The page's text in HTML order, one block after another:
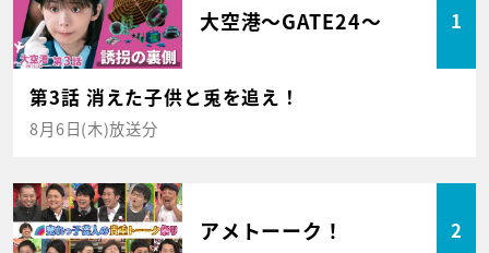
大空港～GATE24～ 1
第3話 消えた子供と兎を追え！
8月6日(木)放送分
アメトーーク！ 2